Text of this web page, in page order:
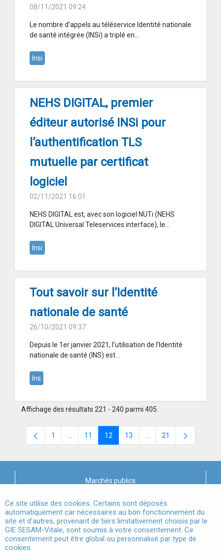
08/11/2021 09:24
Le nombre d’appels au téléservice Identité nationale
de santé intégrée (INSi) a triplé en...
Insi
NEHS DIGITAL, premier
éditeur autorisé INSi pour
l’authentification TLS
mutuelle par certificat
logiciel
02/11/2021 16:01
NEHS DIGITAL est, avec son logiciel NUTi (NEHS
DIGITAL Universal Teleservices interface), le...
Insi
Tout savoir sur l’Identité
nationale de santé
26/10/2021 09:37
Depuis le 1er janvier 2021, l’utilisation de l’Identité
nationale de santé (INS) est...
Ins
Affichage des résultats 221 - 240 parmi 405.
Page
1 Pages intermédiaires Utilisez TAB pour naviguer.
Page
11 Page
12 Page
13 Pages intermédiaires
Page
21
Marchés publics
Mentions légales
Conditions Générales d'Utilisation
Données à Caractère Personnel
Ce site utilise des cookies. Certains sont déposés
automatiquement car nécessaires au bon fonctionnement du
site et d’autres, provenant de tiers limitativement choisis par le
GIE SESAM-Vitale, sont soumis à votre consentement. Ce
consentement peut être global ou personnalisé par type de
cookies.